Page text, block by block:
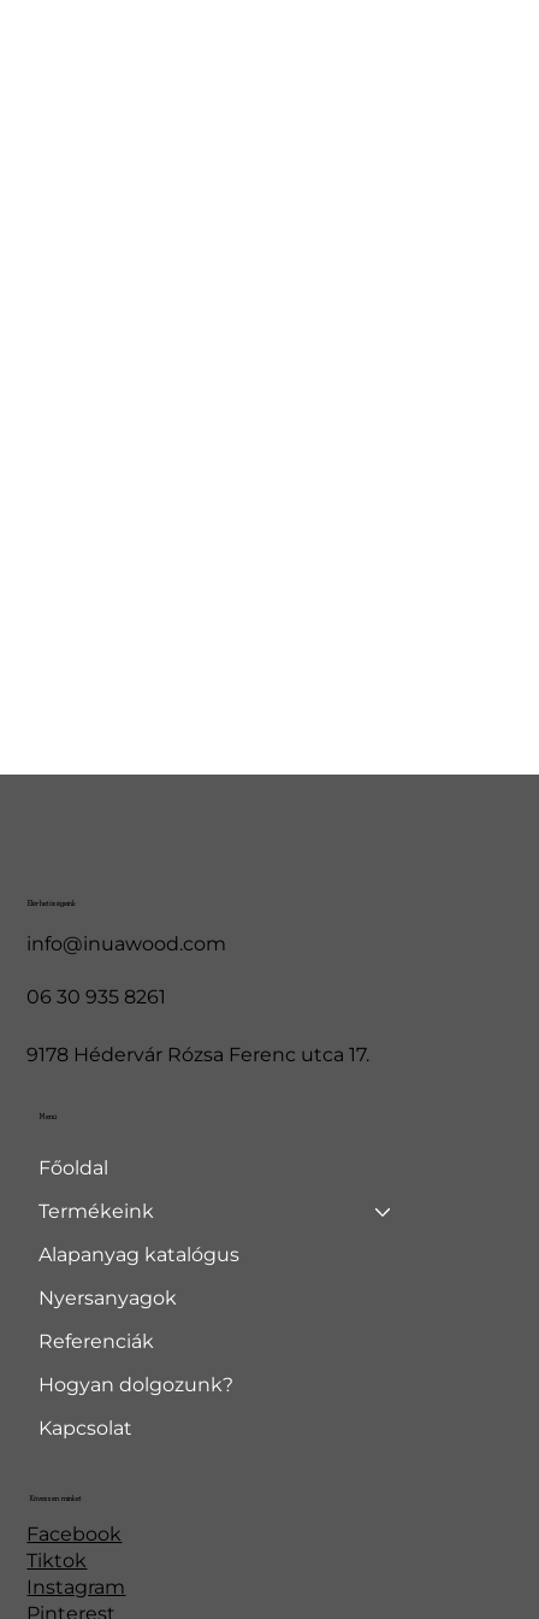
Elérhetőségeink
info@inuawood.com
06 30 935 8261
9178 Hédervár Rózsa Ferenc utca 17.
Menü
Főoldal
Termékeink
Alapanyag katalógus
Nyersanyagok
Referenciák
Hogyan dolgozunk?
Kapcsolat
Facebook
Tiktok
Instagram
Pinterest
Kövessen minket